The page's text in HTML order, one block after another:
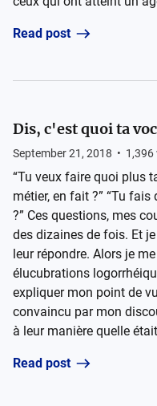
Read post
Dis, c'est quoi ta
September 21, 2018 • 1,396
“Tu veux faire quoi plus
métier, en fait ?” “Tu fais
?” Ces questions, mes
des dizaines de fois. Et
leur répondre. Alors je
élucubrations
expliquer mon point de
convaincu par mon
à leur manière quelle
Read post